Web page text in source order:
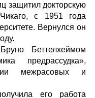
докторскую
с 1951 года
Вернулся он
Беттелхеймом
предрассудка»,
межрасовых и
его работа